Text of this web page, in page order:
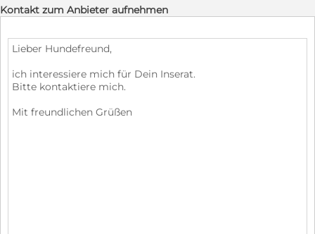
Kontakt zum Anbieter aufnehmen